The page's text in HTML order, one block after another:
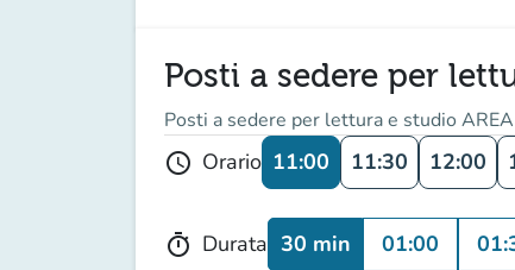
Posti a sedere per
Posti a sedere per lettura e studio
schedule Orario 11:00 11:30 12:00
timer Durata 30 min 01:00